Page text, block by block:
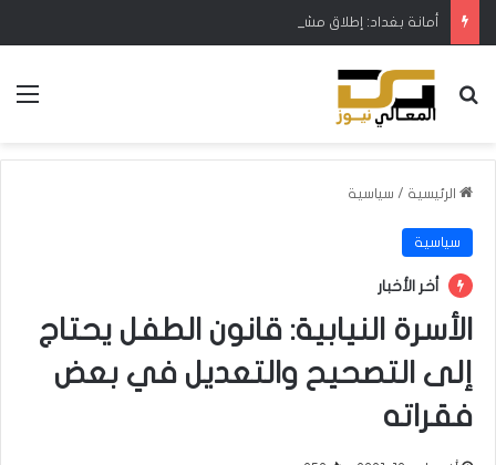
بحث عن
الرئيسية / سياسية
سياسية
أخر الأخبار
الأسرة النيابية: قانون الطفل يحتاج
إلى التصحيح والتعديل في بعض
فقراته